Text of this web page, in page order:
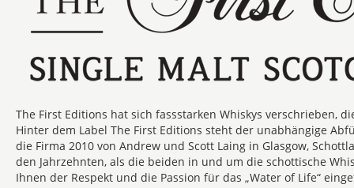
The First Editions hat sich fassstarken Whiskys verschrieben,
Hinter dem Label The First Editions steht der unabhängige
die Firma 2010 von Andrew und Scott Laing in Glasgow,
den Jahrzehnten, als die beiden in und um die schottische
Ihnen der Respekt und die Passion für das „Water of Life“